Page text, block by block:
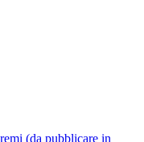
(da pubblicare in